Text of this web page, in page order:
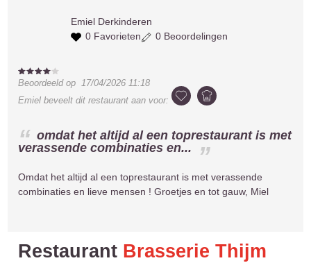
Emiel Derkinderen
0 Favorieten
0 Beoordelingen
Beoordeeld op17/04/2026 11:18
Emiel beveelt dit restaurant aan voor:
omdat het altijd al een toprestaurant is met
verassende combinaties en...
Omdat het altijd al een toprestaurant is met verassende
combinaties en lieve mensen ! Groetjes en tot gauw, Miel
Restaurant Brasserie Thijm